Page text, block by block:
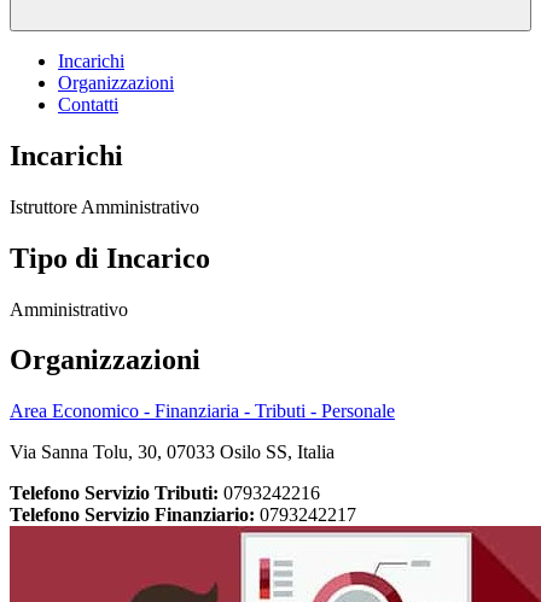
Incarichi
Organizzazioni
Contatti
Incarichi
Istruttore Amministrativo
Tipo di Incarico
Amministrativo
Organizzazioni
Area Economico - Finanziaria - Tributi - Personale
Via Sanna Tolu, 30, 07033 Osilo SS, Italia
Telefono Servizio Tributi: 0793242216
Telefono Servizio Finanziario: 0793242217